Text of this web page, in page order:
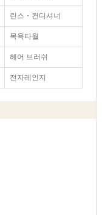
린스・컨디셔너
목욕타월
헤어 브러쉬
전자레인지